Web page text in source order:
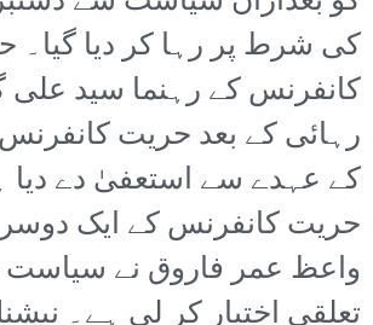
کی شرط پر رہا کر دیا گیا۔
کانفرنس کے رہنما سید علی
رہائی کے بعد حریت
کے عہدے سے استعفیٰ دے دیا
حریت کانفرنس کے ایک
واعظ عمر فاروق نے